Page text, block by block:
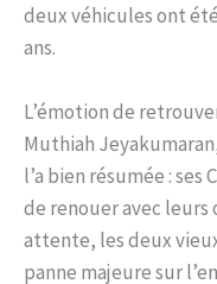
deux véhicules ont
ans.
L’émotion de
Muthiah
l’a bien résumée :
de renouer avec leurs
attente, les deux
panne majeure sur